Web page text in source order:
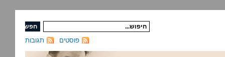
תגובות פוסטים